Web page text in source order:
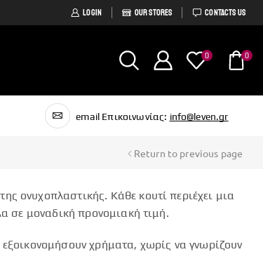
LOGIN OUR STORES CONTACTS US
0 0
email Επικοινωνίας: info@leven.gr
Return to previous page
ονυχοπλαστικής. Κάθε κουτί περιέχει μια
σε μοναδική προνομιακή τιμή.
χρήματα, χωρίς να γνωρίζουν